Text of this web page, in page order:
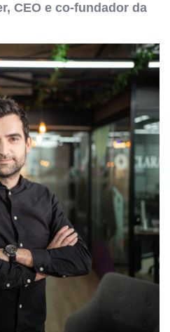
CEO e co-fundador da